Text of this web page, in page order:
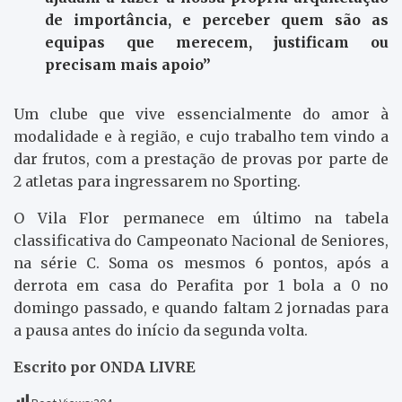
de importância, e perceber quem são as
equipas que merecem, justificam ou
precisam mais apoio”
Um clube que vive essencialmente do amor à
modalidade e à região, e cujo trabalho tem vindo a
dar frutos, com a prestação de provas por parte de
2 atletas para ingressarem no Sporting.
O Vila Flor permanece em último na tabela
classificativa do Campeonato Nacional de Seniores,
na série C. Soma os mesmos 6 pontos, após a
derrota em casa do Perafita por 1 bola a 0 no
domingo passado, e quando faltam 2 jornadas para
a pausa antes do início da segunda volta.
Escrito por ONDA LIVRE